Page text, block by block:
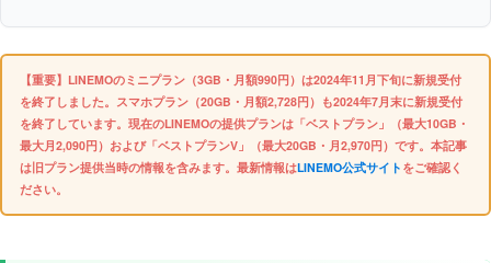
【重要】LINEMOのミニプラン（3GB・月額990円）は2024年11月下旬に新規受付
を終了しました。スマホプラン（20GB・月額2,728円）も2024年7月末に新規受付
を終了しています。現在のLINEMOの提供プランは「ベストプラン」（最大10GB・
最大月2,090円）および「ベストプランV」（最大20GB・月2,970円）です。本記事
は旧プラン提供当時の情報を含みます。最新情報はLINEMO公式サイト をご確認く
ださい。